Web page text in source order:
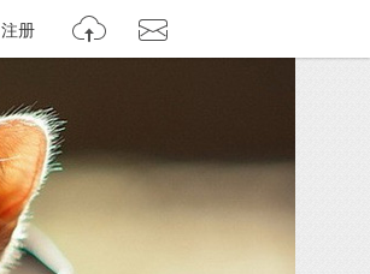
注册